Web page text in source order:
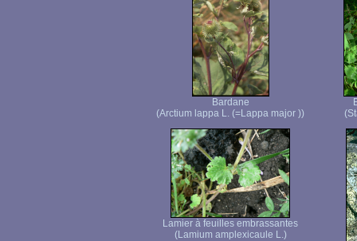
Bardane
(Arctium lappa L. (=Lappa major ))
Lamier à feuilles embrassantes
(Lamium amplexicaule L.)